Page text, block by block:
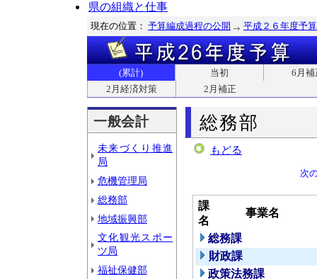
県の組織と仕事
現在の位置： 予算編成過程の公開 平成２６年度予算
(累計) 当初
6月補
2月経済対策
2月補正
一般会計
未来づくり推進
局
危機管理局
総務部
地域振興部
文化観光スポー
ツ局
福祉保健部
総務部
もどる
次
課
名
事業名
総務課
財政課
政策法務課